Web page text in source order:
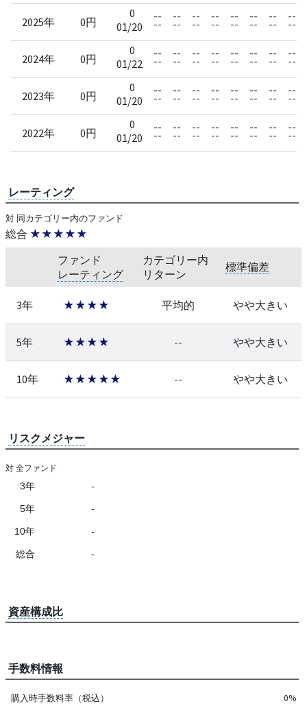
2025年 0円
0
01/20
--
--
--
--
--
--
--
--
--
--
--
--
--
--
--
--
2024年 0円
0
01/22
--
--
--
--
--
--
--
--
--
--
--
--
--
--
--
--
2023年 0円
0
01/20
--
--
--
--
--
--
--
--
--
--
--
--
--
--
--
--
2022年 0円
0
01/20
--
--
--
--
--
--
--
--
--
--
--
--
--
--
--
--
レーティング
対 同カテゴリー内のファンド
総合 ★★★★★
ファンド
レーティング
カテゴリー内
リターン
標準偏差
3年 ★★★★ 平均的 やや大きい
5年 ★★★★ -- やや大きい
10年 ★★★★★ -- やや大きい
リスクメジャー
対 全ファンド
3年 -
5年 -
10年 -
総合 -
資産構成比
手数料情報
購入時手数料率（税込） 0%